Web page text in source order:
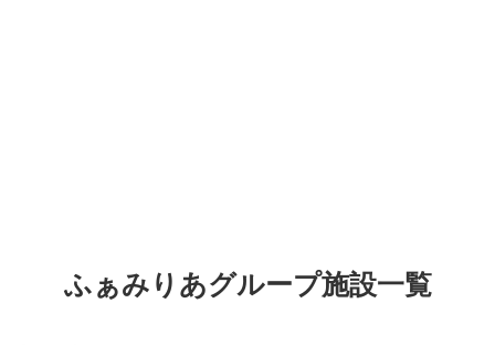
ふぁみりあグループ施設一覧